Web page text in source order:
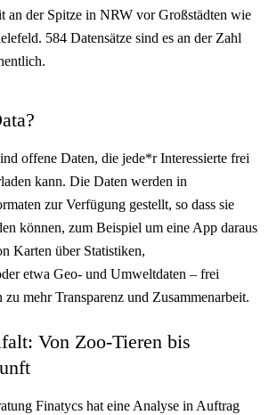
an der Spitze in NRW vor Großstädten wie
584 Datensätze sind es an der Zahl
offene Daten, die jede*r Interessierte frei
kann. Die Daten werden in
zur Verfügung gestellt, so dass sie
können, zum Beispiel um eine App daraus
Karten über Statistiken,
etwa Geo- und Umweltdaten – frei
mehr Transparenz und Zusammenarbeit.
Von Zoo-Tieren bis
Finatycs hat eine Analyse in Auftrag